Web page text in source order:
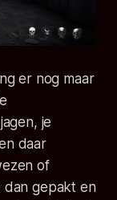
er nog maar
je
daar
of
dan gepakt en